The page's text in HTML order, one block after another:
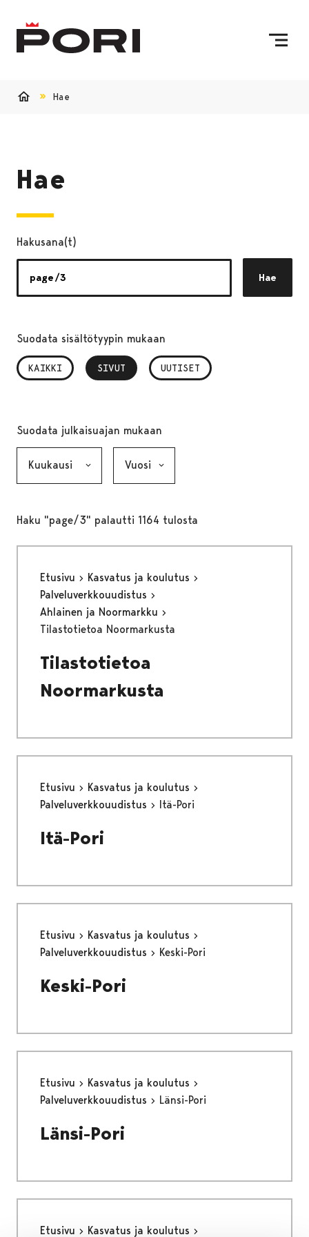
Hae
Hae
Hakusana(t)
Hae
Suodata sisältötyypin mukaan
KAIKKI SIVUT
, VALITTU UUTISET
Suodata julkaisuajan mukaan
Haku "page/3" palautti 1164 tulosta
Etusivu
Kasvatus ja koulutus
Palveluverkkouudistus
Ahlainen ja Noormarkku
Tilastotietoa Noormarkusta
Tilastotietoa
Noormarkusta
Etusivu
Kasvatus ja koulutus
Palveluverkkouudistus
Itä-Pori
Itä-Pori
Etusivu
Kasvatus ja koulutus
Palveluverkkouudistus
Keski-Pori
Keski-Pori
Etusivu
Kasvatus ja koulutus
Palveluverkkouudistus
Länsi-Pori
Länsi-Pori
Etusivu Kasvatus ja koulutus